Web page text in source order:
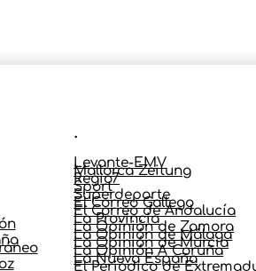
.
Levante-EMV
Mallorca Zeitung
Regio7
Sport
Superdeporte
El Correo Gallego
El Correo de Andalucía
La Provincia
La Opinión de Zamora
La Opinión de Málaga
La Opinión de Murcia
La Opinión A Coruña
La Nueva España
El Periódico de